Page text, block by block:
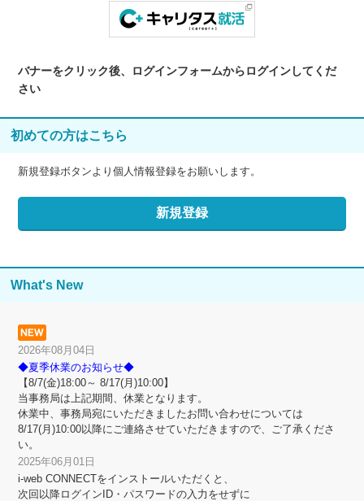
バナーをクリック後、ログインフォームからログインしてくだ
さい
初めての方はこちら
新規登録ボタンより個人情報登録をお願いします。
What's New
2026年08月04日
◆夏季休業のお知らせ◆
【8/7(金)18:00～ 8/17(月)10:00】
当事務局は上記期間、休業となります。
休業中、事務局宛にいただきましたお問い合わせについては
8/17(月)10:00以降にご連絡させていただきますので、ご了承くださ
い。
2025年06月01日
i-web CONNECTをインストールいただくと、
次回以降ログインID・パスワードの入力をせずに